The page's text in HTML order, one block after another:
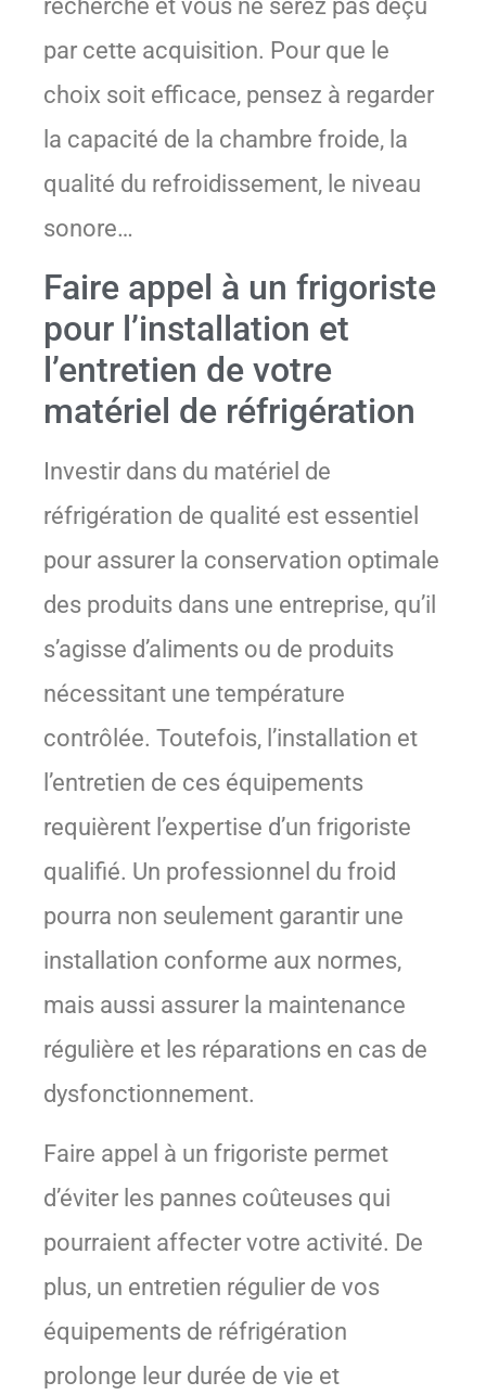
recherche et vous ne serez pas déçu
par cette acquisition. Pour que le
choix soit efficace, pensez à regarder
la capacité de la chambre froide, la
qualité du refroidissement, le niveau
sonore…
Faire appel à un frigoriste
pour l’installation et
l’entretien de votre
matériel de réfrigération
Investir dans du matériel de
réfrigération de qualité est essentiel
pour assurer la conservation optimale
des produits dans une entreprise, qu’il
s’agisse d’aliments ou de produits
nécessitant une température
contrôlée. Toutefois, l’installation et
l’entretien de ces équipements
requièrent l’expertise d’un frigoriste
qualifié. Un professionnel du froid
pourra non seulement garantir une
installation conforme aux normes,
mais aussi assurer la maintenance
régulière et les réparations en cas de
dysfonctionnement.
Faire appel à un frigoriste permet
d’éviter les pannes coûteuses qui
pourraient affecter votre activité. De
plus, un entretien régulier de vos
équipements de réfrigération
prolonge leur durée de vie et